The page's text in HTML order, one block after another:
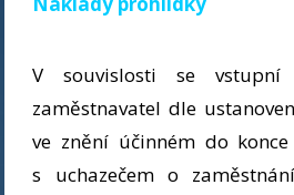
V souvislosti se vstupní
zaměstnavatel dle
ve znění účinném do
s uchazečem o